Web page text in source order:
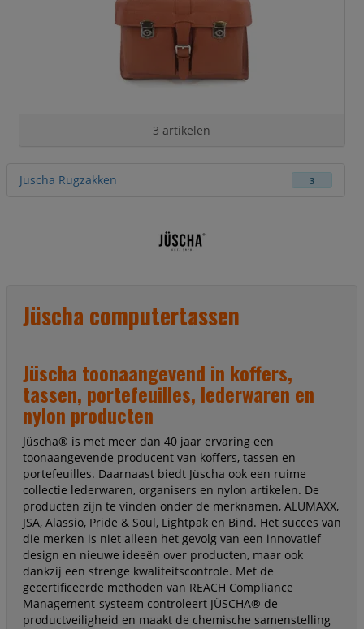
3 artikelen
Juscha Rugzakken 3
Jüscha computertassen
Jüscha toonaangevend in koffers,
tassen, portefeuilles, lederwaren en
nylon producten
Jüscha® is met meer dan 40 jaar ervaring een
toonaangevende producent van koffers, tassen en
portefeuilles. Daarnaast biedt Jüscha ook een ruime
collectie lederwaren, organisers en nylon artikelen. De
producten zijn te vinden onder de merknamen, ALUMAXX,
JSA, Alassio, Pride & Soul, Lightpak en Bind. Het succes van
die merken is niet alleen het gevolg van een innovatief
design en nieuwe ideeën over producten, maar ook
dankzij een strenge kwaliteitscontrole. Met de
gecertificeerde methoden van REACH Compliance
Management-systeem controleert JÜSCHA® de
productveiligheid en maakt de chemische samenstelling